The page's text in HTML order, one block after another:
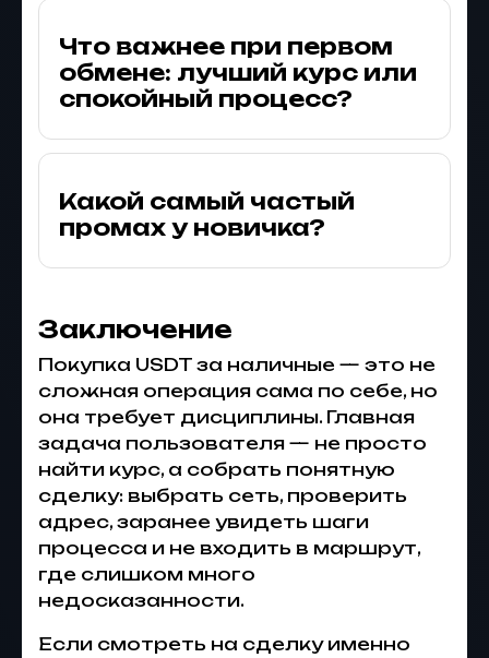
Что важнее при первом
обмене: лучший курс или
спокойный процесс?
Какой самый частый
промах у новичка?
Заключение
Покупка USDT за наличные — это не
сложная операция сама по себе, но
она требует дисциплины. Главная
задача пользователя — не просто
найти курс, а собрать понятную
сделку: выбрать сеть, проверить
адрес, заранее увидеть шаги
процесса и не входить в маршрут,
где слишком много
недосказанности.
Если смотреть на сделку именно